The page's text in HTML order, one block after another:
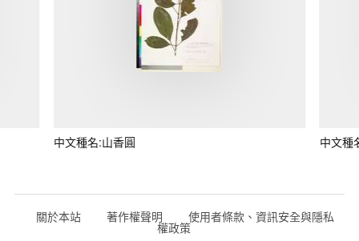
中文種名:山香圓 中文種
關於本站 著作權聲明 使用者條款、資訊安全與隱私
權政策